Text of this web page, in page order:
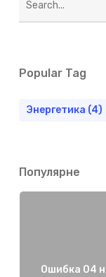
Popular Tag
Энергетика (4)
Популярне
Ошибка 04